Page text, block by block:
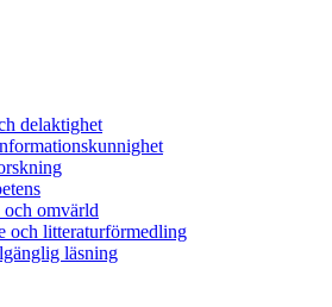
delaktighet
omvärld
och litteraturförmedling
läsning